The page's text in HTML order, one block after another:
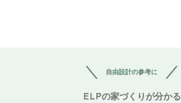
自由設計の参考に
ELPの家づくりが分かる